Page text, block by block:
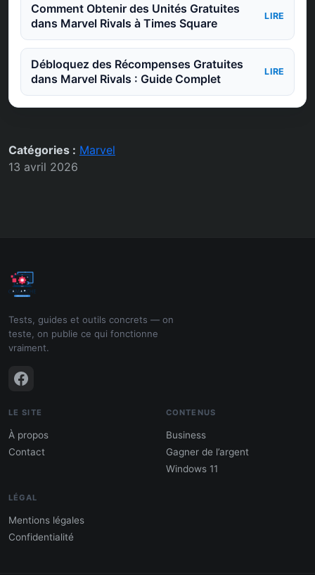
Comment Obtenir des Unités Gratuites
dans Marvel Rivals à Times Square
LIRE
Débloquez des Récompenses Gratuites
dans Marvel Rivals : Guide Complet
LIRE
Catégories : Marvel
13 avril 2026
Tests, guides et outils concrets — on
teste, on publie ce qui fonctionne
vraiment.
LE SITE
À propos
Contact
CONTENUS
Business
Gagner de l’argent
Windows 11
LÉGAL
Mentions légales
Confidentialité